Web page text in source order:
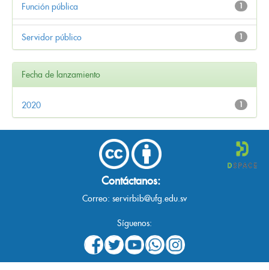
1
Función pública
1
Servidor público
Fecha de lanzamiento
1
2020
Contáctanos:
Correo: servirbib@ufg.edu.sv
Síguenos: